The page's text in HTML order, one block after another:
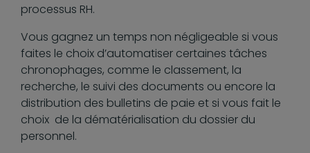
processus RH.
Vous gagnez un temps non négligeable si vous
faites le choix d’automatiser certaines tâches
chronophages, comme le classement, la
recherche, le suivi des documents ou encore la
distribution des bulletins de paie et si vous fait le
choix de la dématérialisation du dossier du
personnel.